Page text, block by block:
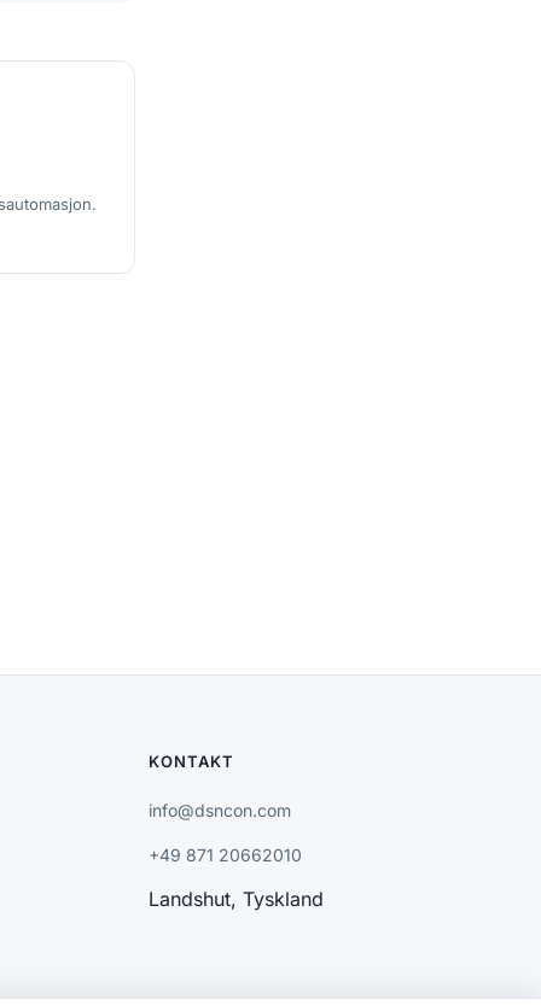
KONTAKT
info@dsncon.com
+49 871 20662010
Landshut, Tyskland